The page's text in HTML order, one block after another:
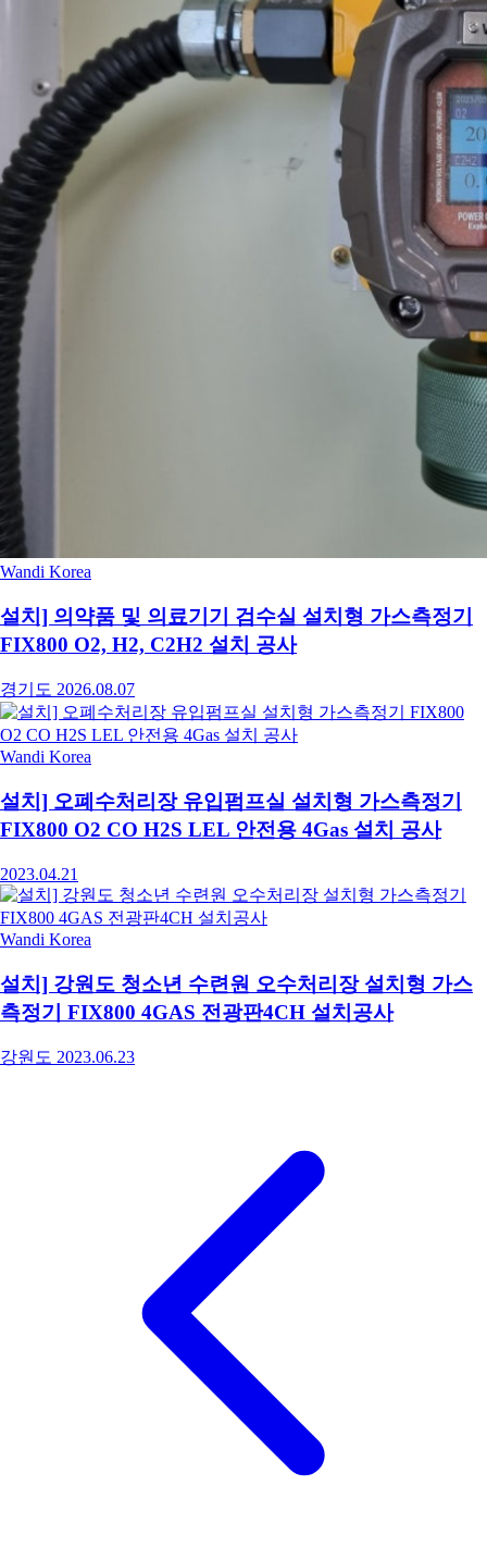
Wandi Korea
설치] 의약품 및 의료기기 검수실 설치형 가스측정기
FIX800 O2, H2, C2H2 설치 공사
경기도 2026.08.07
Wandi Korea
설치] 오폐수처리장 유입펌프실 설치형 가스측정기
FIX800 O2 CO H2S LEL 안전용 4Gas 설치 공사
2023.04.21
Wandi Korea
설치] 강원도 청소년 수련원 오수처리장 설치형 가스
측정기 FIX800 4GAS 전광판4CH 설치공사
강원도 2023.06.23